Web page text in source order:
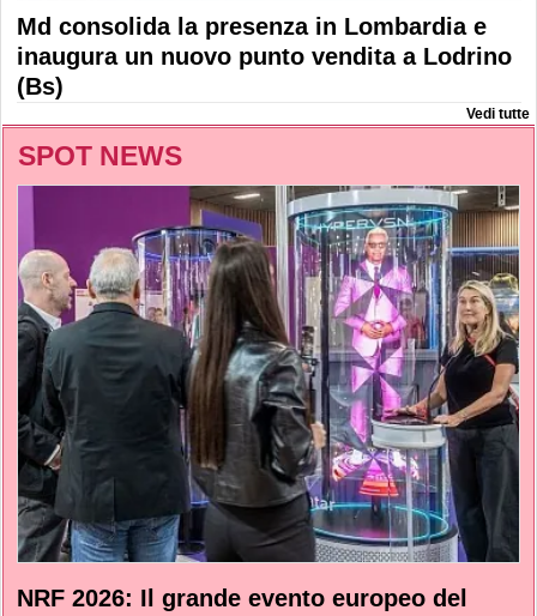
Md consolida la presenza in Lombardia e
inaugura un nuovo punto vendita a Lodrino
(Bs)
Vedi tutte
SPOT NEWS
NRF 2026: Il grande evento europeo del